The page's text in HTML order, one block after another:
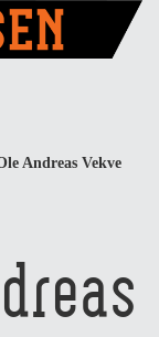
Andreas Vekve